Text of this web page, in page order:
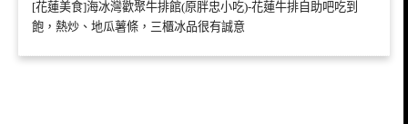
[花蓮美食]海冰灣歡聚牛排館(原胖忠小吃)-花蓮牛排自助吧吃到
飽，熱炒、地瓜薯條，三櫃冰品很有誠意